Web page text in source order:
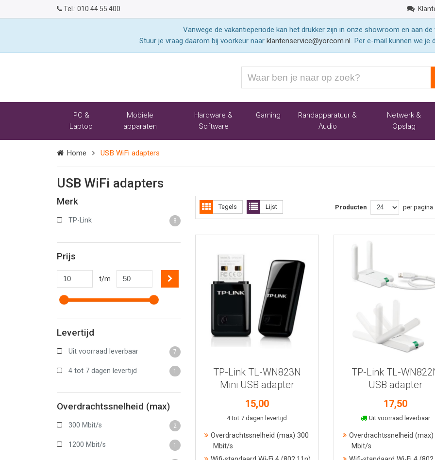
Tel.: 010 44 55 400
Vanwege de vakantieperiode kan het drukker zijn in onze showroom en aan
Stuur je vraag daarom bij voorkeur naar klantenservice@yorcom.nl. Per e-mail kunnen we je
ben
naar
PC &
Laptop
Mobiele
apparaten
Hardware &
Software
Gaming
Randapparatuur &
Audio
Netwerk &
Opslag
Home USB WiFi adapters
USB WiFi adapters
Merk
TP-Link 8
Prijs
t/m
Levertijd
Uit voorraad leverbaar 7
4 tot 7 dagen levertijd 1
Overdrachtssnelheid (max)
300 Mbit/s 2
1200 Mbit/s 1
Tegels Lijst Producten per pagina
Bekijk meer informatie
TP-Link TL-WN823N
Mini USB adapter
15,00
4 tot 7 dagen levertijd
In winkelmand
Overdrachtssnelheid (max) 300
Mbit/s
Bekijk meer informatie
TP-Link TL-
USB adapter
17,50
Uit voorraad leverbaar
In winkelmand
Overdrachtssnelheid (max)
Mbit/s